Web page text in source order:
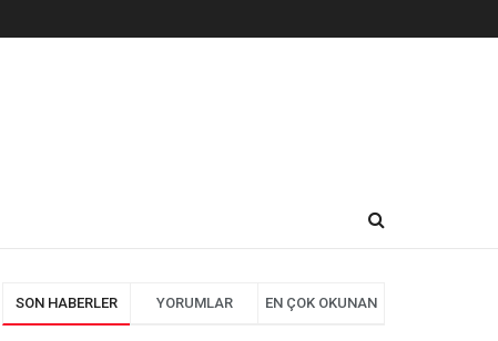
SON HABERLER YORUMLAR EN ÇOK OKUNAN